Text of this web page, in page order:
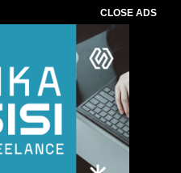
CLOSE ADS